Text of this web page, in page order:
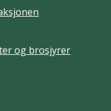
og brosjyrer